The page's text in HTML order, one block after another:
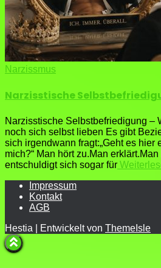
Narzissmus
Narzisstische
Narzisstische Selbstbefriedigung –
noch sich selbst lieben Es gibt
sich irgendwann fragt:„Geht es hier
mich?“ Man hört zu.Man
entschuldigt sich sogar für
Impressum
Kontakt
AGB
Hestia | Entwickelt von ThemeIsle